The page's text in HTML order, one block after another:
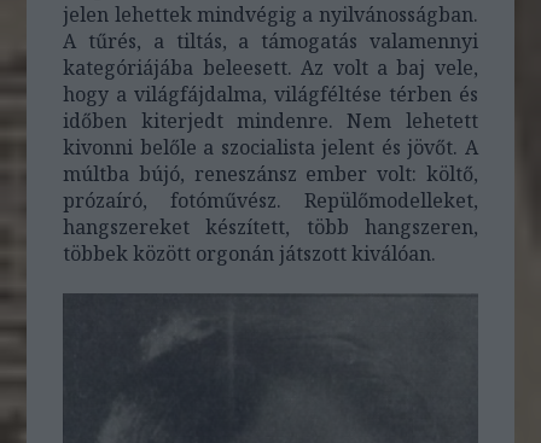
jelen lehettek mindvégig a nyilvánosságban.
A tűrés, a tiltás, a támogatás valamennyi
kategóriájába beleesett. Az volt a baj vele,
hogy a világfájdalma, világféltése térben és
időben kiterjedt mindenre. Nem lehetett
kivonni belőle a szocialista jelent és jövőt. A
múltba bújó, reneszánsz ember volt: költő,
prózaíró, fotóművész. Repülőmodelleket,
hangszereket készített, több hangszeren,
többek között orgonán játszott kiválóan.